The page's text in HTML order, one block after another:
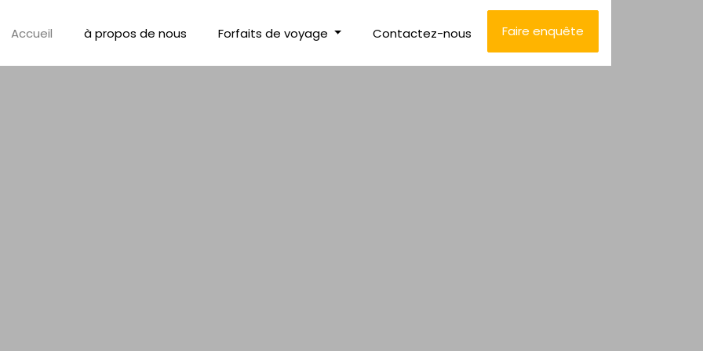
Accueil à propos de nous Forfaits de voyage Contactez-nous Faire enquête